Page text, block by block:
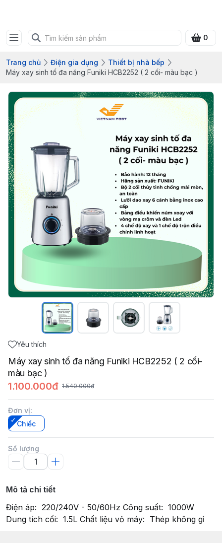
0
Trang chủ Điện gia dụng
Thiết bị nhà bếp
Máy xay sinh tố đa năng Funiki HCB2252 ( 2 cối- màu bạc )
Yêu thích
Máy xay sinh tố đa năng Funiki HCB2252 ( 2 cối-
màu bạc )
1.100.000đ 1.540.000đ
Đơn vị:
Chiếc
Số lượng
Mô tả chi tiết
Điện áp: 220/240V - 50/60Hz Công suất: 1000W
Dung tích cối: 1.5L Chất liệu vỏ máy: Thép không gỉ